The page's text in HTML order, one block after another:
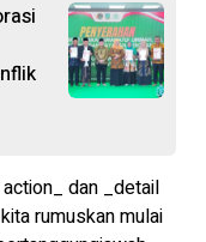
dan _detail
rumuskan mulai